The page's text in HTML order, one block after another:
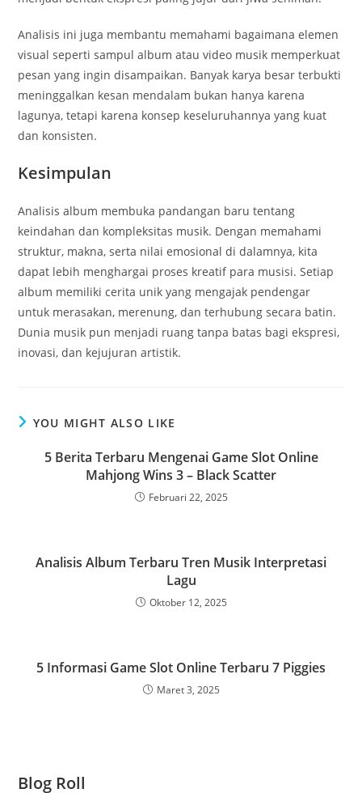
Analisis ini juga membantu memahami bagaimana elemen
visual seperti sampul album atau video musik memperkuat
pesan yang ingin disampaikan. Banyak karya besar terbukti
meninggalkan kesan mendalam bukan hanya karena
lagunya, tetapi karena konsep keseluruhannya yang kuat
dan konsisten.
Kesimpulan
Analisis album membuka pandangan baru tentang
keindahan dan kompleksitas musik. Dengan memahami
struktur, makna, serta nilai emosional di dalamnya, kita
dapat lebih menghargai proses kreatif para musisi. Setiap
album memiliki cerita unik yang mengajak pendengar
untuk merasakan, merenung, dan terhubung secara batin.
Dunia musik pun menjadi ruang tanpa batas bagi ekspresi,
inovasi, dan kejujuran artistik.
YOU MIGHT ALSO LIKE
5 Berita Terbaru Mengenai Game Slot Online
Mahjong Wins 3 – Black Scatter
Februari 22, 2025
Analisis Album Terbaru Tren Musik Interpretasi
Lagu
Oktober 12, 2025
5 Informasi Game Slot Online Terbaru 7 Piggies
Maret 3, 2025
Blog Roll